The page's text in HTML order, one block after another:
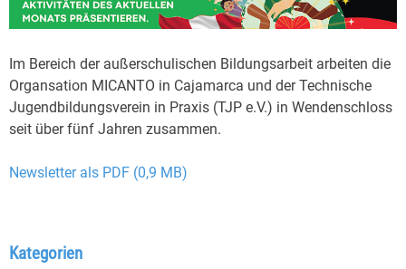
Im Bereich der außerschulischen Bildungsarbeit arbeiten die
Organsation MICANTO in Cajamarca und der Technische
Jugendbildungsverein in Praxis (TJP e.V.) in Wendenschloss
seit über fünf Jahren zusammen.
Newsletter als PDF (0,9 MB)
Block überspringen Kategorien
Kategorien